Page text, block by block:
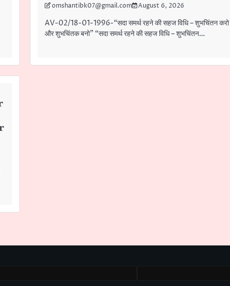
omshantibk07@gmail.com August 6, 2026
AV-02/18-01-1996-“सदा समर्थ रहने की सहज विधि – शुभचिंतन करो
और शुभचिंतक बनो” “सदा समर्थ रहने की सहज विधि – शुभचिंतन…